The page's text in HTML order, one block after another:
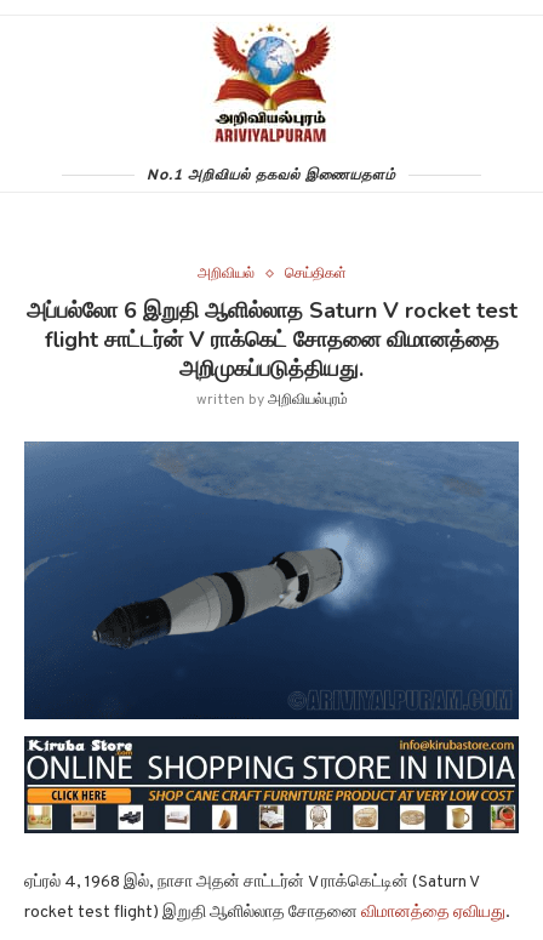
No.1 அறிவியல் தகவல் இணையதளம்
அறிவியல் செய்திகள்
அப்பல்லோ 6 இறுதி ஆளில்லாத Saturn V rocket test
flight சாட்டர்ன் V ராக்கெட் சோதனை விமானத்தை
அறிமுகப்படுத்தியது.
written byஅறிவியல்புரம்
ஏப்ரல் 4, 1968 இல், நாசா அதன் சாட்டர்ன் V ராக்கெட்டின் (Saturn V
rocket test flight) இறுதி ஆளில்லாத சோதனை விமானத்தை ஏவியது.